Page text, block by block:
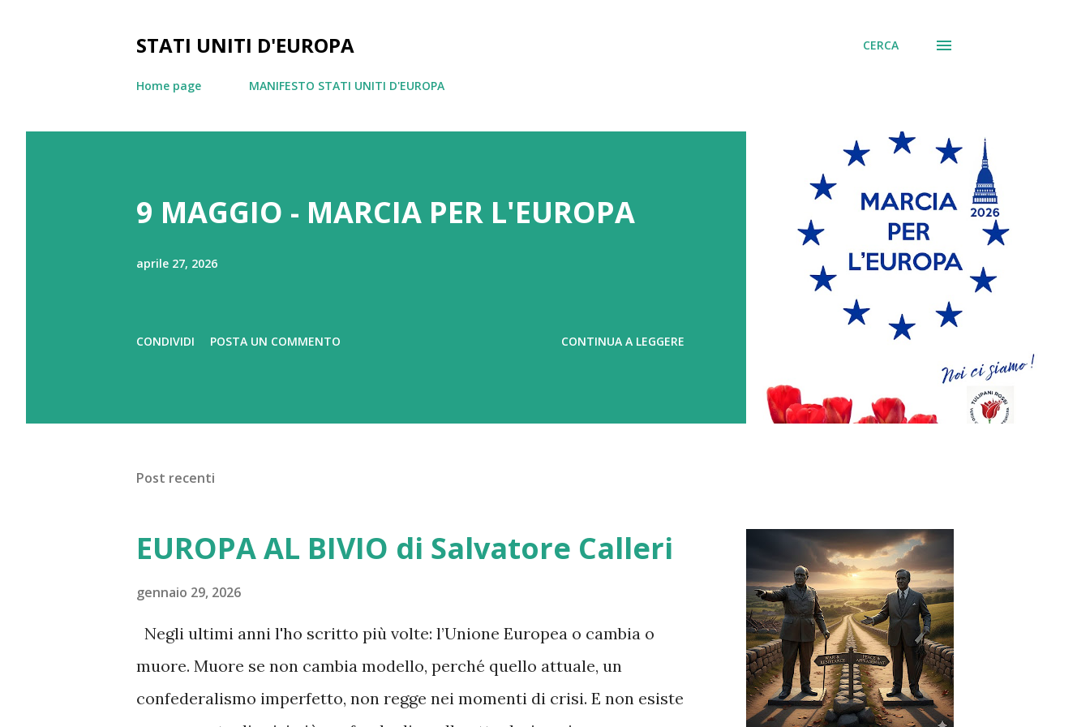
STATI UNITI D'EUROPA CERCA
Home page MANIFESTO STATI UNITI D'EUROPA
9 MAGGIO - MARCIA PER L'EUROPA
aprile 27, 2026
CONDIVIDI POSTA UN COMMENTO CONTINUA A LEGGERE
Post recenti
EUROPA AL BIVIO di Salvatore Calleri
gennaio 29, 2026
Negli ultimi anni l'ho scritto più volte: l’Unione Europea o cambia o
muore. Muore se non cambia modello, perché quello attuale, un
confederalismo imperfetto, non regge nei momenti di crisi. E non esiste